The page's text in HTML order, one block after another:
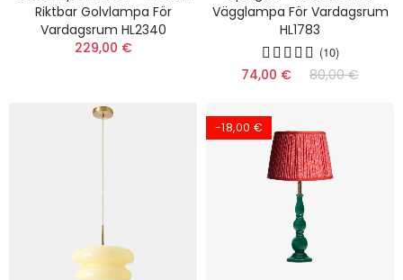
Riktbar Golvlampa För
Vardagsrum HL2340
229,00 €
Vägglampa För Vardagsrum
HL1783
(10)
74,00 € 80,00 €
-18,00 €